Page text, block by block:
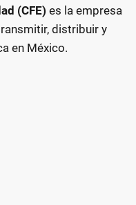
(CFE) es la empresa
distribuir y
en México.